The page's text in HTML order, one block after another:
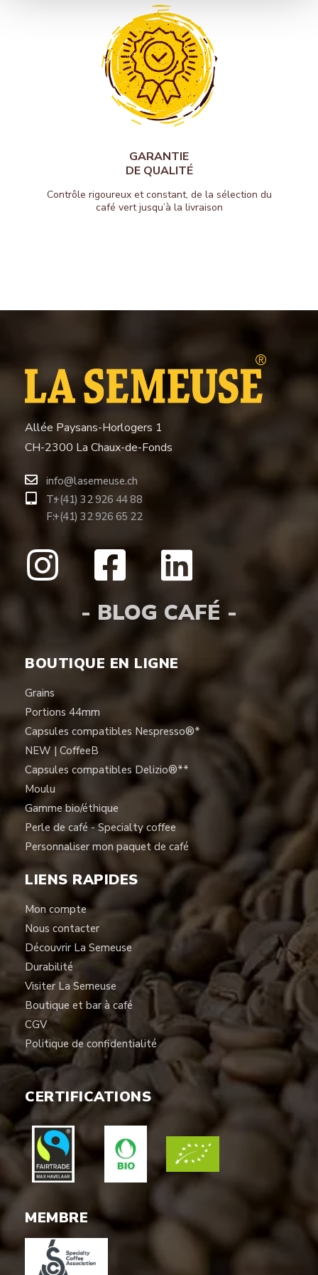
GARANTIE
DE QUALITÉ
Contrôle rigoureux et constant, de la sélection du
café vert jusqu’à la livraison
Allée Paysans-Horlogers 1
CH-2300 La Chaux-de-Fonds
info@lasemeuse.ch
T:
F:
+(41) 32 926 44 88
+(41) 32 926 65 22
- BLOG CAFÉ -
BOUTIQUE EN LIGNE
Grains
Portions 44mm
Capsules compatibles Nespresso®*
NEW | CoffeeB
Capsules compatibles Delizio®**
Moulu
Gamme bio/éthique
Perle de café - Specialty coffee
Personnaliser mon paquet de café
LIENS RAPIDES
Mon compte
Nous contacter
Découvrir La Semeuse
Durabilité
Visiter La Semeuse
Boutique et bar à café
CGV
Politique de confidentialité
CERTIFICATIONS
MEMBRE